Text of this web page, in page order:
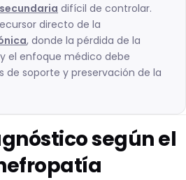
difícil de controlar.
directo de la
, donde la pérdida de la
el enfoque médico debe
de soporte y preservación de la
según el